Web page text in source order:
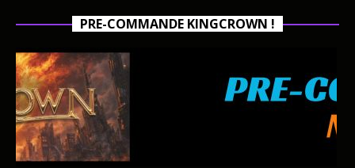
PRE-COMMANDE KINGCROWN !